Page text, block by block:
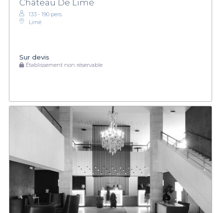
Château De Limé
133 - 190 pers.
Limé
Sur devis
Établissement non réservable